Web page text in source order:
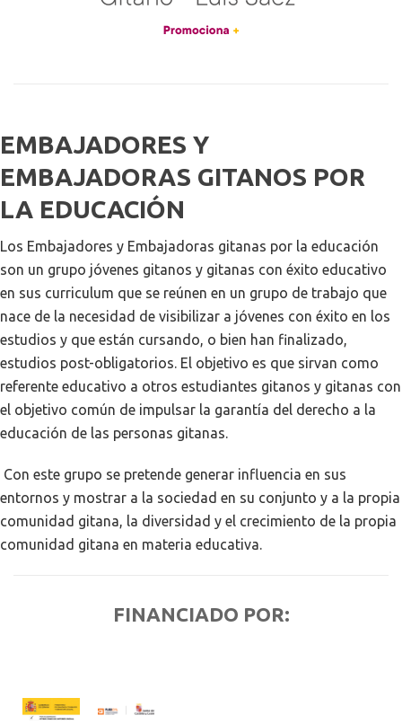
EMBAJADORES Y
EMBAJADORAS GITANOS POR
LA EDUCACIÓN
Los Embajadores y Embajadoras gitanas por la educación
son un grupo jóvenes gitanos y gitanas con éxito educativo
en sus curriculum que se reúnen en un grupo de trabajo que
nace de la necesidad de visibilizar a jóvenes con éxito en los
estudios y que están cursando, o bien han finalizado,
estudios post-obligatorios. El objetivo es que sirvan como
referente educativo a otros estudiantes gitanos y gitanas con
el objetivo común de impulsar la garantía del derecho a la
educación de las personas gitanas.
Con este grupo se pretende generar influencia en sus
entornos y mostrar a la sociedad en su conjunto y a la propia
comunidad gitana, la diversidad y el crecimiento de la propia
comunidad gitana en materia educativa.
FINANCIADO POR: